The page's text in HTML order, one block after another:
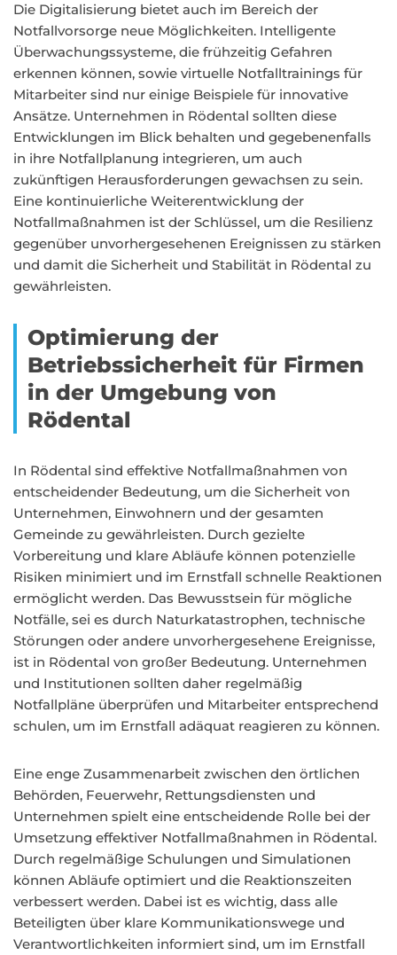
Die Digitalisierung bietet auch im Bereich der
Notfallvorsorge neue Möglichkeiten. Intelligente
Überwachungssysteme, die frühzeitig Gefahren
erkennen können, sowie virtuelle Notfalltrainings für
Mitarbeiter sind nur einige Beispiele für innovative
Ansätze. Unternehmen in Rödental sollten diese
Entwicklungen im Blick behalten und gegebenenfalls
in ihre Notfallplanung integrieren, um auch
zukünftigen Herausforderungen gewachsen zu sein.
Eine kontinuierliche Weiterentwicklung der
Notfallmaßnahmen ist der Schlüssel, um die Resilienz
gegenüber unvorhergesehenen Ereignissen zu stärken
und damit die Sicherheit und Stabilität in Rödental zu
gewährleisten.
Optimierung der
Betriebssicherheit für Firmen
in der Umgebung von
Rödental
In Rödental sind effektive Notfallmaßnahmen von
entscheidender Bedeutung, um die Sicherheit von
Unternehmen, Einwohnern und der gesamten
Gemeinde zu gewährleisten. Durch gezielte
Vorbereitung und klare Abläufe können potenzielle
Risiken minimiert und im Ernstfall schnelle Reaktionen
ermöglicht werden. Das Bewusstsein für mögliche
Notfälle, sei es durch Naturkatastrophen, technische
Störungen oder andere unvorhergesehene Ereignisse,
ist in Rödental von großer Bedeutung. Unternehmen
und Institutionen sollten daher regelmäßig
Notfallpläne überprüfen und Mitarbeiter entsprechend
schulen, um im Ernstfall adäquat reagieren zu können.
Eine enge Zusammenarbeit zwischen den örtlichen
Behörden, Feuerwehr, Rettungsdiensten und
Unternehmen spielt eine entscheidende Rolle bei der
Umsetzung effektiver Notfallmaßnahmen in Rödental.
Durch regelmäßige Schulungen und Simulationen
können Abläufe optimiert und die Reaktionszeiten
verbessert werden. Dabei ist es wichtig, dass alle
Beteiligten über klare Kommunikationswege und
Verantwortlichkeiten informiert sind, um im Ernstfall